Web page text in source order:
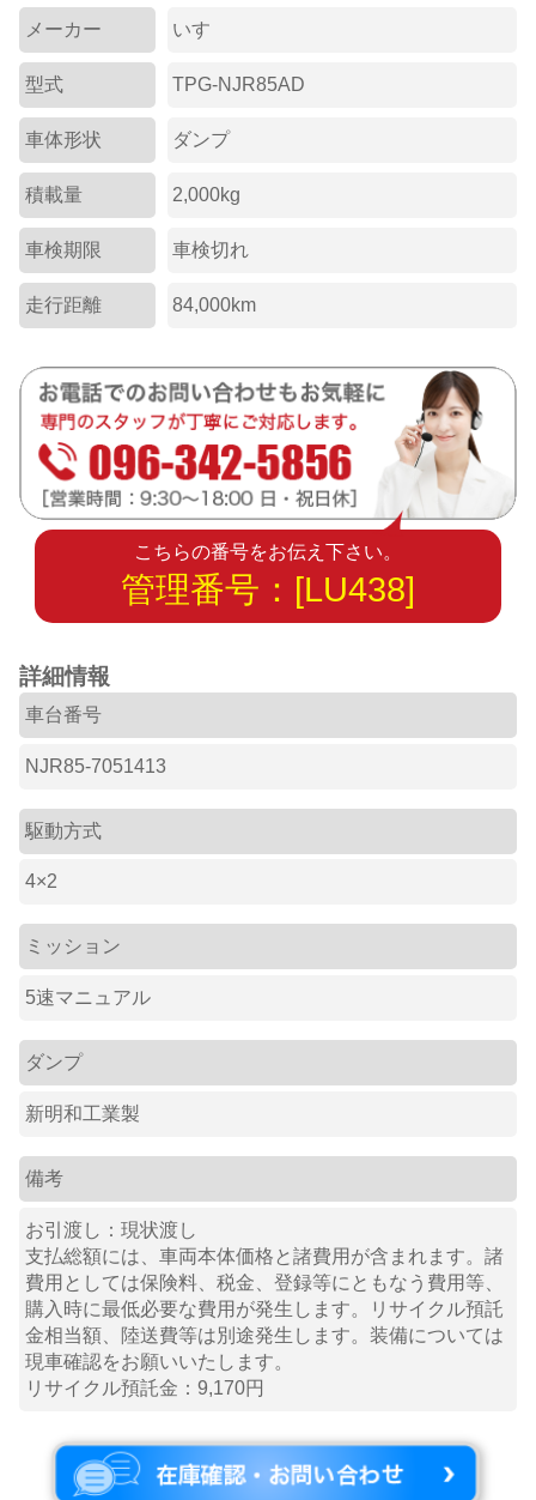
メーカー いすゞ
型式 TPG-NJR85AD
車体形状 ダンプ
積載量 2,000kg
車検期限 車検切れ
走行距離 84,000km
こちらの番号をお伝え下さい。
管理番号：[LU438]
詳細情報
車台番号
NJR85-7051413
駆動方式
4×2
ミッション
5速マニュアル
ダンプ
新明和工業製
備考
お引渡し：現状渡し
支払総額には、車両本体価格と諸費用が含まれます。諸
費用としては保険料、税金、登録等にともなう費用等、
購入時に最低必要な費用が発生します。リサイクル預託
金相当額、陸送費等は別途発生します。装備については
現車確認をお願いいたします。
リサイクル預託金：9,170円